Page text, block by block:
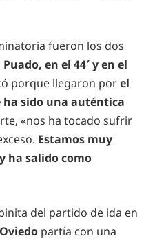
fueron los dos
Puado, en el 44′ y en el
porque llegaron porel
ha sido una auténtica
«nos ha tocado sufrir
Estamos muy
ha salido como
del partido de ida en
partía con una